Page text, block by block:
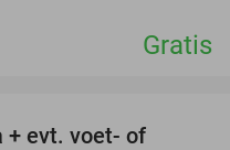
Gratis
+ evt. voet- of